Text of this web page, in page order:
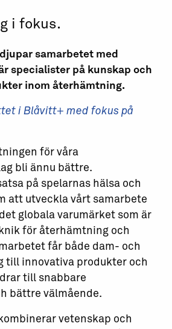
i fokus.
samarbetet med
specialister på kunskap och
inom återhämtning.
i Blåvitt+ med fokus på
för våra
bli ännu bättre.
på spelarnas hälsa och
att utveckla vårt samarbete
globala varumärket som är
för återhämtning och
får både dam- och
till innovativa produkter och
till snabbare
bättre välmående.
vetenskap och